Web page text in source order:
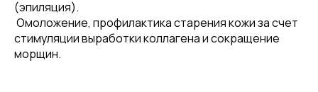
(эпиляция).
Омоложение, профилактика старения кожи за счет
стимуляции выработки коллагена и сокращение
морщин.